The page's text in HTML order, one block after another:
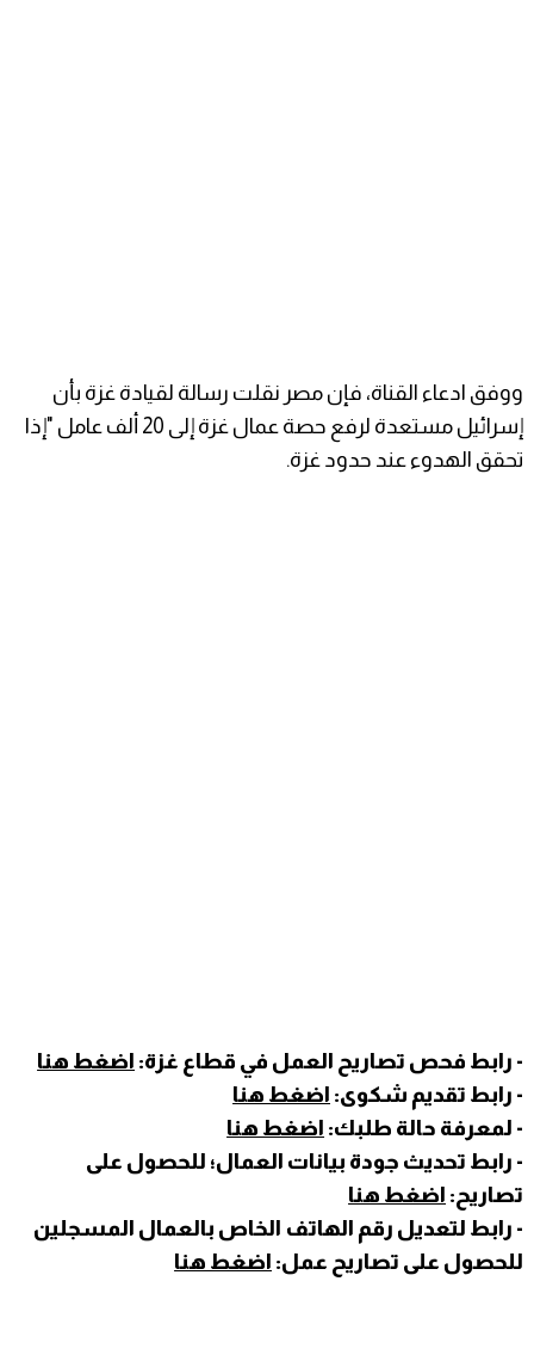
ووفق ادعاء القناة، فإن مصر نقلت رسالة لقيادة غزة بأن
إسرائيل مستعدة لرفع حصة عمال غزة إلى 20 ألف عامل "إذا
تحقق الهدوء عند حدود غزة.
- رابط فحص تصاريح العمل في قطاع غزة: اضغط هنا
- رابط تقديم شكوى: اضغط هنا
- لمعرفة حالة طلبك: اضغط هنا
- رابط تحديث جودة بيانات العمال؛ للحصول على
تصاريح: اضغط هنا
- رابط لتعديل رقم الهاتف الخاص بالعمال المسجلين
للحصول على تصاريح عمل: اضغط هنا